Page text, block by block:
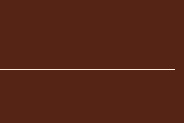
noticias. Septiembre